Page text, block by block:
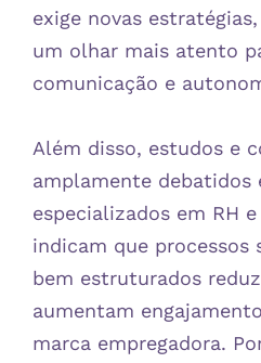
exige novas
um olhar mais atento
comunicação e
Além disso, estudos e
amplamente debatidos
especializados em RH
indicam que processos
bem estruturados
aumentam
marca empregadora.